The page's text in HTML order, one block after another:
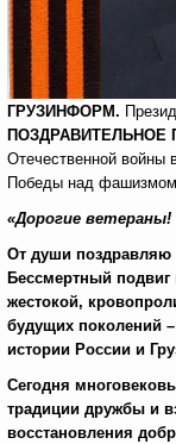
ГРУЗИНФОРМ.
ПОЗДРАВИТЕЛЬНОЕ
Отечественной войны
Победы над фашизмом
«Дорогие ветераны!
От души поздравляю
Бессмертный
жестокой,
будущих поколений
истории России и
Сегодня
традиции дружбы и
восстановления